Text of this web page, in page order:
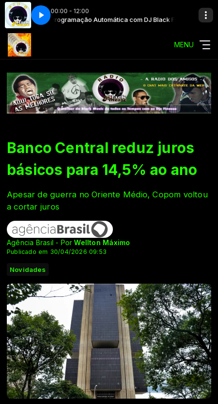
00:00 - 12:00
Finesse Programação Automática com DJ Black Finesse
MENU
Banco Central reduz juros
básicos para 14,5% ao ano
Apesar de guerra no Oriente Médio, Copom voltou
a cortar juros
Agência Brasil - PorWellton Máximo
Publicado em 30/04/2026 09:53
Novidades